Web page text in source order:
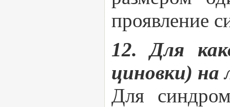
проявление
12. Для
циновки) на
Для